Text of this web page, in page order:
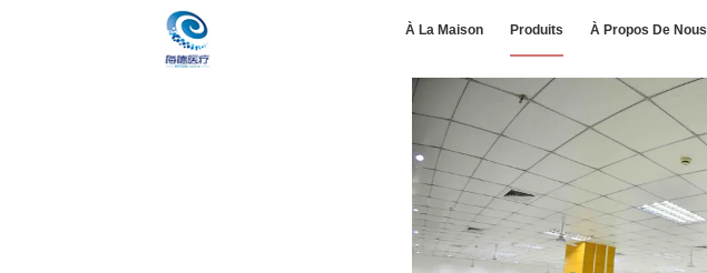
À La Maison Produits À Propos De Nous